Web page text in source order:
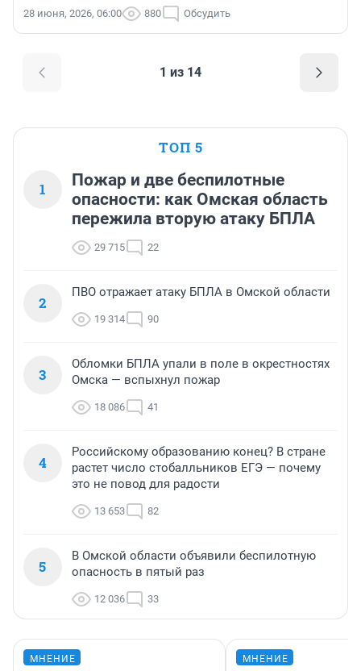
28 июня, 2026, 06:00 880 Обсудить
1 из 14
ТОП 5
1
Пожар и две беспилотные
опасности: как Омская область
пережила вторую атаку БПЛА
29 715 22
2
ПВО отражает атаку БПЛА в Омской области
19 314 90
3
Обломки БПЛА упали в поле в окрестностях
Омска — вспыхнул пожар
18 086 41
4
Российскому образованию конец? В стране
растет число стобалльников ЕГЭ — почему
это не повод для радости
13 653 82
5
В Омской области объявили беспилотную
опасность в пятый раз
12 036 33
МНЕНИЕ МНЕНИЕ